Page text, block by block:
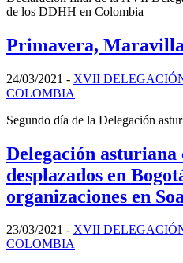
de los DDHH en Colombia
Primavera,
24/03/2021 - XVII
COLOMBIA
Segundo día de la Delegación
Delegación asturiana
desplazados en
organizaciones en
23/03/2021 - XVII
COLOMBIA